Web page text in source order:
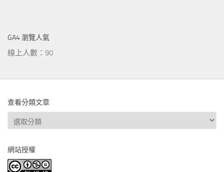
GA4 瀏覽人氣
線上人數：90
查看分類文章
查
看
類
文
網站授權